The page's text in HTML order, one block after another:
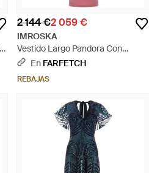
2 144 €2 059 €
IMROSKA
Vestido Largo Pandora Con
Detalle Floral - Rosa
En FARFETCH
REBAJAS